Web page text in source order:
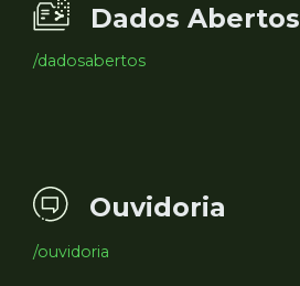
Dados Abertos
/dadosabertos
Ouvidoria
/ouvidoria